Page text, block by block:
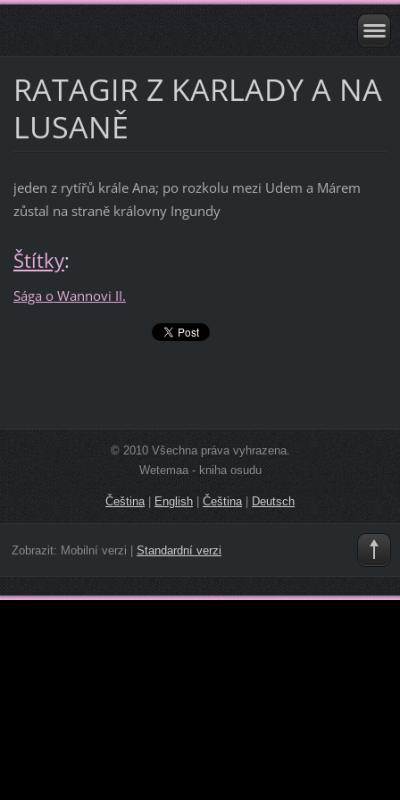
RATAGIR Z KARLADY A NA
LUSANĚ
jeden z rytířů krále Ana; po rozkolu mezi Udem a Márem
zůstal na straně královny Ingundy
Štítky:
Sága o Wannovi II.
© 2010 Všechna práva vyhrazena.
Wetemaa - kniha osudu
Čeština | English Čeština |Deutsch
Zobrazit: Mobilní verzi Standardní verzi